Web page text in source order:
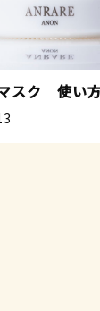
スク 使い